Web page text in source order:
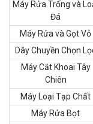
Máy Rửa Trống và
Đá
Máy Rửa và Gọt Vỏ
Dây Chuyền Chọn
Máy Cắt Khoai Tây
Chiên
Máy Loại Tạp Chất
Máy Rửa Bọt